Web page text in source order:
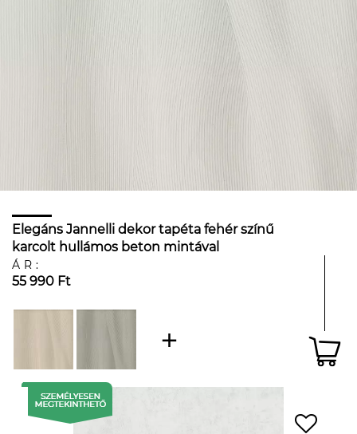
Elegáns Jannelli dekor tapéta fehér színű
karcolt hullámos beton mintával
ÁR:
55 990 Ft